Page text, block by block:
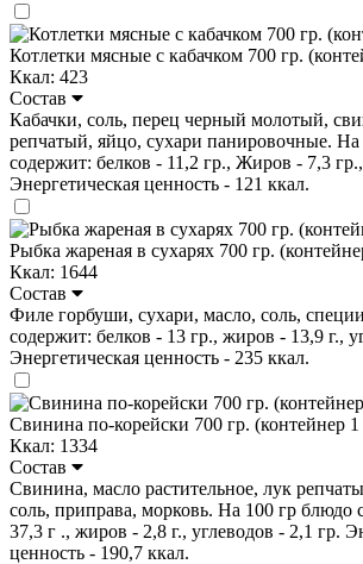
Котлетки мясные с кабачком 700 гр.
Ккал: 423
Состав
Кабачки, соль, перец черный молотый,
репчатый, яйцо, сухари панировочные.
содержит: белков - 11,2 гр., Жиров - 7,3
Энергетическая ценность - 121 ккал.
Рыбка жареная в сухарях 700 гр.
Ккал: 1644
Состав
Филе горбуши, сухари, масло, соль,
содержит: белков - 13 гр., жиров - 13,9 г.,
Энергетическая ценность - 235 ккал.
Свинина по-корейски 700 гр. (контейнер 1
Ккал: 1334
Состав
Свинина, масло растительное, лук
соль, приправа, морковь. На 100 гр блюдо
37,3 г ., жиров - 2,8 г., углеводов - 2,1 гр.
ценность - 190,7 ккал.